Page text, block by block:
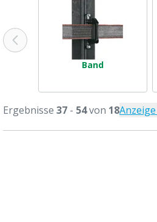
Band
Ergebnisse 37 - 54von 18